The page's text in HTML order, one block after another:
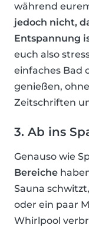
während
jedoch nicht,
Entspannung
euch also
einfaches Bad
genießen,
Zeitschriften
3. Ab ins
Genauso wie
Bereiche
Sauna
oder ein paar
Whirlpool